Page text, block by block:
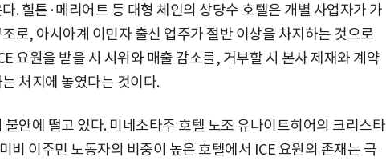
. 힐튼·메리어트 등 대형 체인의 상당수 호텔은 개별 사업자가 가
로, 아시아계 이민자 출신 업주가 절반 이상을 차지하는 것으로
요원을 받을 시 시위와 매출 감소를, 거부할 시 본사 제재와 계약
처지에 놓였다는 것이다.
불안에 떨고 있다. 미네소타주 호텔 노조 유나이트히어의 크리스타
비 이주민 노동자의 비중이 높은 호텔에서 ICE 요원의 존재는 극